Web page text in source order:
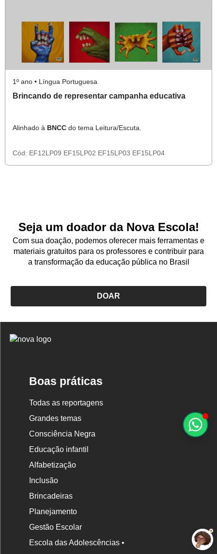
1º ano • Língua Portuguesa
Brincando de representar campanha educativa
Alinhado à BNCC do tema Leitura/Escuta.
Cód: EF12LP09 EF15LP02 EF15LP03 EF15LP04
Seja um doador da Nova Escola!
Com sua doação, podemos oferecer mais ferramentas e
materiais gratuitos para os professores e contribuir para
a transformação da educação pública no Brasil
DOAR
Logo
Boas práticas
Todas as reportagens
Grandes temas
Consciência Negra
Educação infantil
Alfabetização
Inclusão
Brincadeiras
Planejamento
Gestão Escolar
Escola das Adolescências •